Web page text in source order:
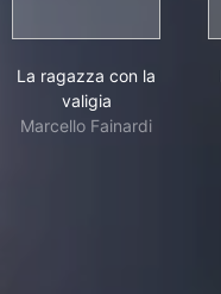
La ragazza con la
valigia
Marcello Fainardi